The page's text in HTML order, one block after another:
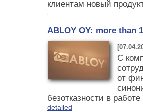
клиентам новый
ABLOY OY: more than
С
от
безотказности в
detailed